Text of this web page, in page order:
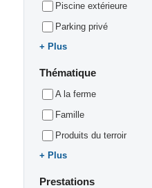
Piscine extérieure
Parking privé
Plus
Thématique
A la ferme
Famille
Produits du terroir
Plus
Prestations